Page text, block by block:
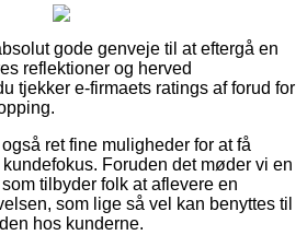
gode genveje til at eftergå en
reflektioner og herved
tjekker e-firmaets ratings af forud for
ret fine muligheder for at få
Foruden det møder vi en
tilbyder folk at aflevere en
som lige så vel kan benyttes til
hos kunderne.